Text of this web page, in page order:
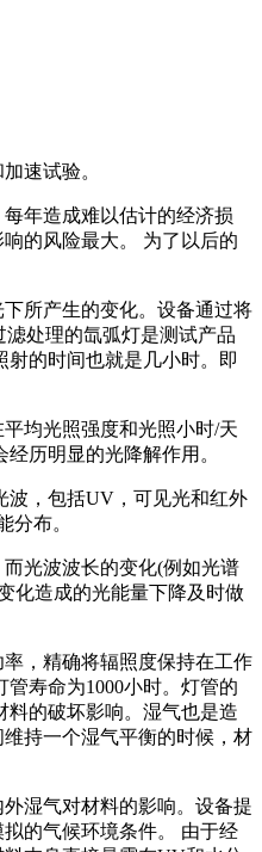
速试验。
年造成难以估计的经济损
的风险最大。 为了以后的
所产生的变化。设备通过将
处理的氙弧灯是测试产品
的时间也就是几小时。即
均光照强度和光照小时/天
历明显的光降解作用。
波，包括UV，可见光和红外
分布。
光波波长的变化(例如光谱
化造成的光能量下降及时做
，精确将辐照度保持在工作
寿命为1000小时。灯管的
料的破坏影响。湿气也是造
持一个湿气平衡的时候，材
湿气对材料的影响。设备提
的气候环境条件。 由于经